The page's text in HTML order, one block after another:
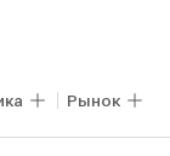
Рынок
ценные бумаги